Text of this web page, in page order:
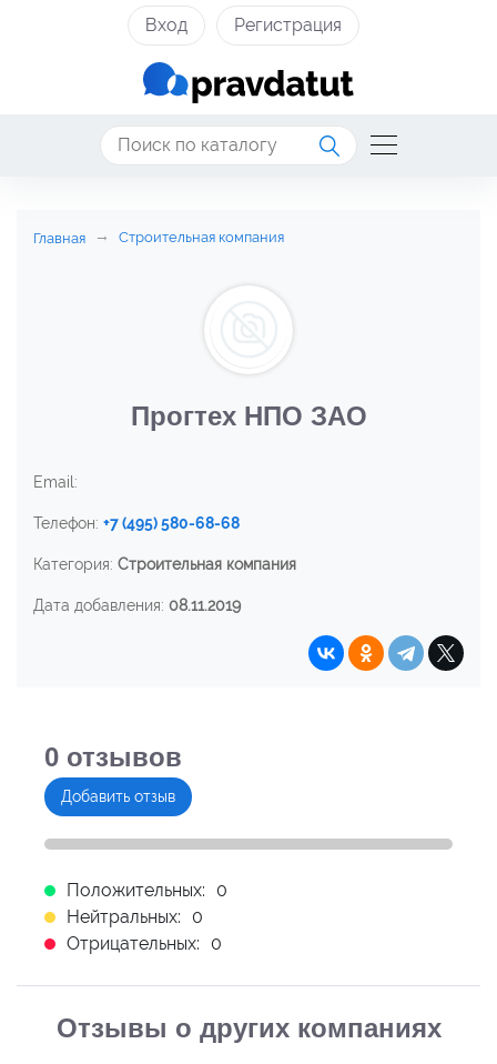
Вход Регистрация
Главная Строительная компания
Прогтех НПО ЗАО
Email:
Телефон: +7 (495) 580-68-68
Категория: Строительная компания
Дата добавления: 08.11.2019
0 отзывов
Добавить отзыв
Положительных:
0
Нейтральных:
0
Отрицательных:
0
Отзывы о других компаниях